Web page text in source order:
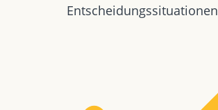
Entscheidungssituationen